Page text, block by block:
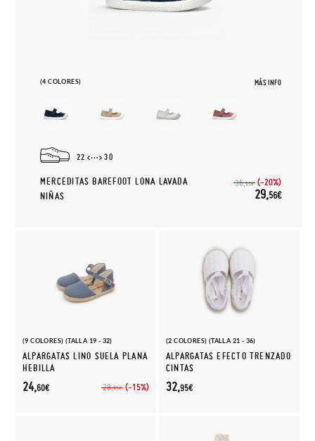
(4 COLORES) MÁS INFO
22 30
MERCEDITAS BAREFOOT LONA LAVADA
NIÑAS
36,95€ (-20%)
29,56€
(9 COLORES) (TALLA 19 - 32)
ALPARGATAS LINO SUELA PLANA
HEBILLA
28,95€ (-15%)
24,60€
(2 COLORES) (TALLA 21 - 36)
ALPARGATAS EFECTO TRENZADO
CINTAS
32,95€